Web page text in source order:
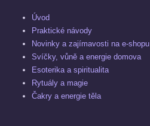
Úvod
Praktické návody
Novinky a zajímavosti na e-shopu
Svíčky, vůně a energie domova
Esoterika a spiritualita
Rytuály a magie
Čakry a energie těla